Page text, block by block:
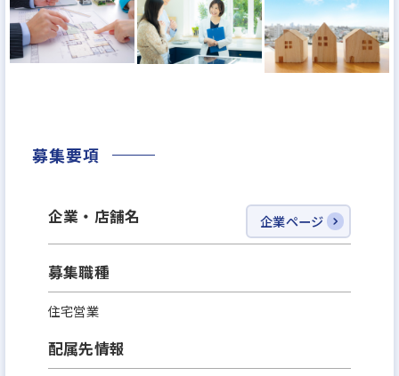
職人・資材・流通を結集します。
すべては住まいに新たな価値を与え、人々の豊かな
ライフステージに寄与するため。
員が、
を選ぶ人。
キャリアもさまざまです。
これから新卒社員を迎え、未来を築いていく「住友
不動産ハウジング」に力を貸してください。
募集要項
企業・店舗名 企業ページ
募集職種
住宅営業
配属先情報